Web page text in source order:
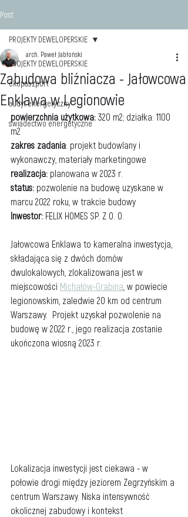
Post
PROJEKTY DEWELOPERSKIE
ekopaszport
audyt energetyczny
swiadectwo energetyczne
PROJEKTY DEWELOPERSKIE
Zabudowa bliźniacza - Jałowcowa
Enklawa w Legionowie
arch. Paweł Jabłoński
powierzchnia użytkowa: 320 m2; działka: 1100
m2
zakres zadania: projekt budowlany i
wykonawczy, materiały marketingowe
realizacja: planowana w 2023 r.
status: pozwolenie na budowę uzyskane w
marcu 2022 roku, w trakcie budowy
Inwestor: FELIX HOMES SP. Z O. O.
Jałowcowa Enklawa to kameralna inwestycja,
składająca się z dwóch domów
dwulokalowych, zlokalizowana jest w
miejscowości Michałów-Grabina , w powiecie
legionowskim, zaledwie 20 km od centrum
Warszawy.  Projekt uzyskał pozwolenie na
budowę w 2022 r., jego realizacja zostanie
ukończona wiosną 2023 r.
Lokalizacja inwestycji jest ciekawa - w
połowie drogi między jeziorem Zegrzyńskim a
centrum Warszawy. Niska intensywność
okolicznej zabudowy i kontekst